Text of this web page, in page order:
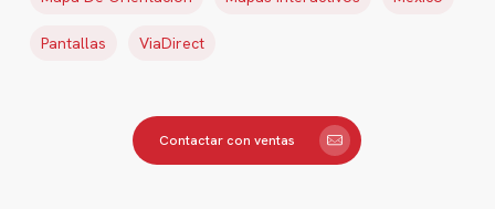
Pantallas ViaDirect
Contactar con ventas